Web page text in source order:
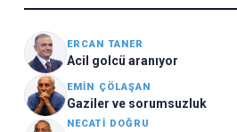
ERCAN TANER
Acil golcü aranıyor
EMIN ÇÖLAŞAN
Gaziler ve sorumsuzluk
NECATI DOĞRU